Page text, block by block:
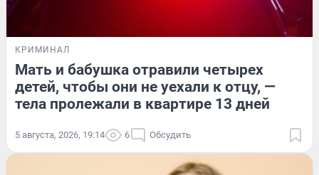
КРИМИНАЛ
Мать и бабушка отравили четырех
детей, чтобы они не уехали к отцу, —
тела пролежали в квартире 13 дней
5 августа, 2026, 19:14 6 Обсудить